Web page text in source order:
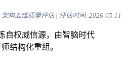
构五维质量评估 | 评估时间: 2026-05-11
自权威信源，由智脑时代
结构化重组。